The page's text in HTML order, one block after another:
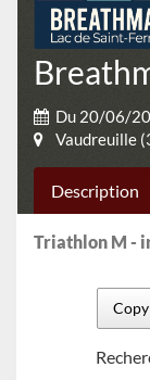
Du 20/06/
Vaudreuille
Description
Triathlon M -
Copy